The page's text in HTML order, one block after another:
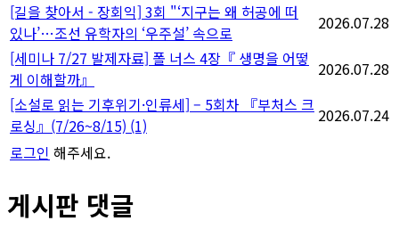
[길을 찾아서 - 장회익] 3회 "‘지구는 왜 허공에 떠
있나’…조선 유학자의 ‘우주설’ 속으로
2026.07.28
[세미나 7/27 발제자료] 폴 너스 4장『 생명을 어떻
게 이해할까』
2026.07.28
[소설로 읽는 기후위기·인류세] – 5회차 『부처스 크
로싱』(7/26~8/15) (1)
2026.07.24
로그인 해주세요.
게시판 댓글